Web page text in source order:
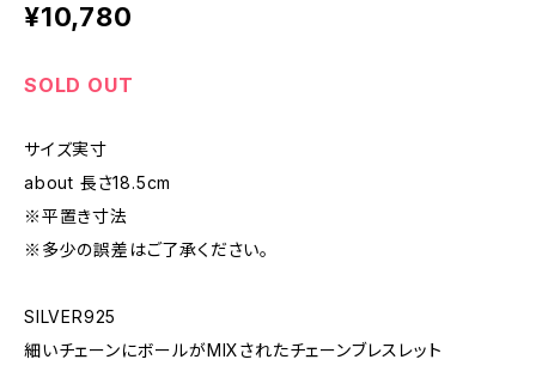
¥10,780
SOLD OUT
サイズ実寸
about 長さ18.5cm
※平置き寸法
※多少の誤差はご了承ください。
SILVER925
細いチェーンにボールがMIXされたチェーンブレスレット